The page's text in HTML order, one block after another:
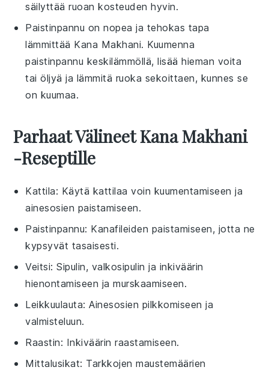
säilyttää ruoan kosteuden hyvin.
Paistinpannu on nopea ja tehokas tapa
lämmittää Kana Makhani. Kuumenna
paistinpannu keskilämmöllä, lisää hieman voita
taiöljyä ja lämmitä ruoka sekoittaen, kunnes se
on kuumaa.
Parhaat Välineet Kana Makhani
-reseptille
Kattila: Käytä kattilaa voin kuumentamiseen ja
ainesosien paistamiseen.
Paistinpannu: Kanafileiden paistamiseen, jotta ne
kypsyvät tasaisesti.
Veitsi: Sipulin, valkosipulin ja inkiväärin
hienontamiseen ja murskaamiseen.
Leikkuulauta: Ainesosien pilkkomiseen ja
valmisteluun.
Raastin: Inkiväärin raastamiseen.
Mittalusikat: Tarkkojen maustemäärien